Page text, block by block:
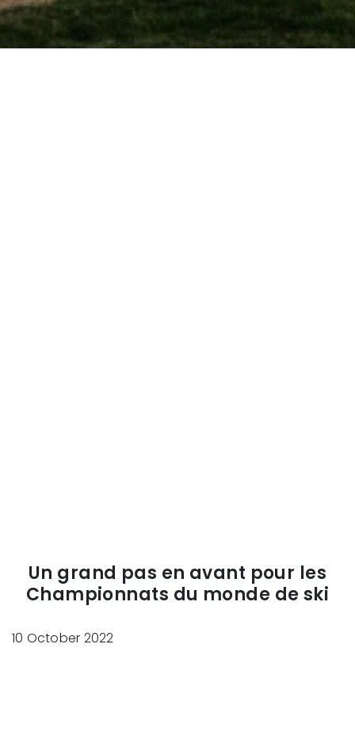
Un grand pas en avant pour les
Championnats du monde de ski
10 October 2022